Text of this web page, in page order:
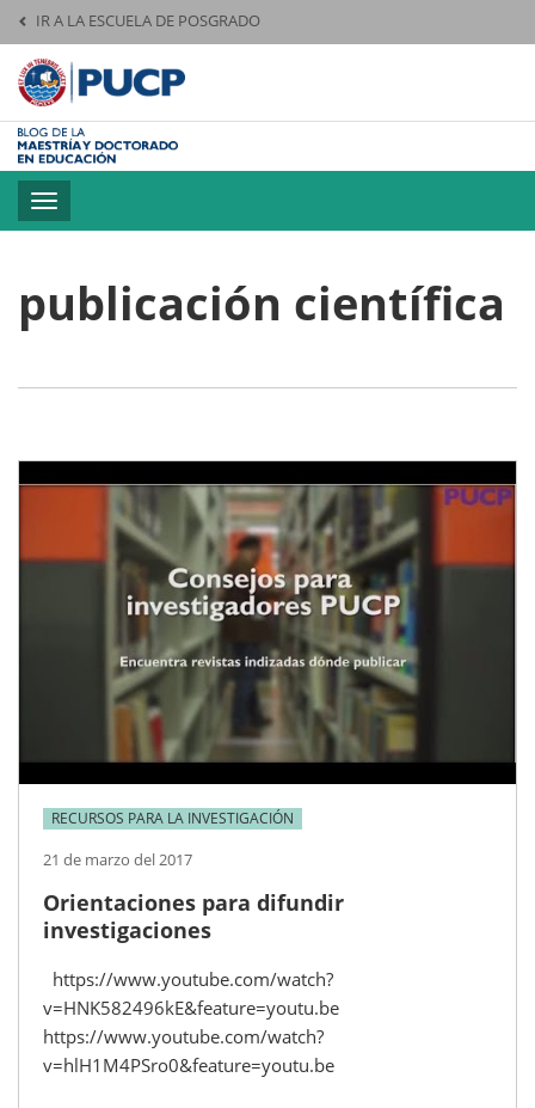
IR A LA ESCUELA DE POSGRADO
Pontificia
Toggle
navigation
publicación científica
RECURSOS PARA LA INVESTIGACIÓN
21 de marzo del 2017
Orientaciones para difundir
investigaciones
https://www.youtube.com/watch?
v=HNK582496kE&feature=youtu.be
https://www.youtube.com/watch?
v=hlH1M4PSro0&feature=youtu.be